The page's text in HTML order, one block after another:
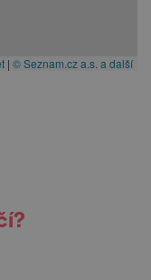
| © Seznam.cz a.s. a další